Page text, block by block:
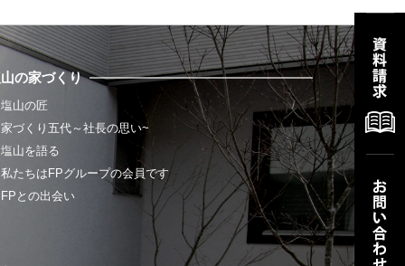
の家づくり
塩山の匠
家づくり五代～社長の思い~
塩山を語る
私たちはFPグループの会員です
FPとの出会い